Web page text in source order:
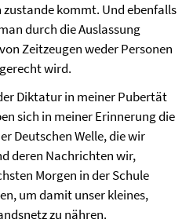
zustande kommt. Und ebenfalls
durch die Auslassung
Zeitzeugen weder Personen
wird.
Diktatur in meiner Pubertät
sich in meiner Erinnerung die
Deutschen Welle, die wir
deren Nachrichten wir,
Morgen in der Schule
um damit unser kleines,
zu nähren.